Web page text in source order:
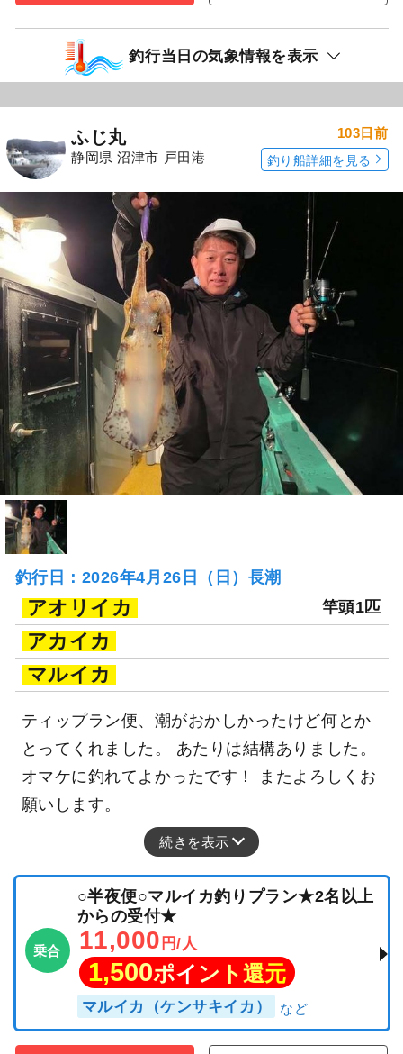
釣行当日の気象情報を表示
ふじ丸
静岡県 沼津市 戸田港
103日前
釣り船詳細を見る
釣行日：2026年4月26日（日）長潮
アオリイカ 竿頭1匹
アカイカ
マルイカ
ティップラン便、潮がおかしかったけど何とか
とってくれました。 あたりは結構ありました。
オマケに釣れてよかったです！ またよろしくお
願いします。
続きを表示
乗合
○半夜便○マルイカ釣りプラン★2名以上
からの受付★
11,000 円/人
1,500ポイント還元
マルイカ（ケンサキイカ）